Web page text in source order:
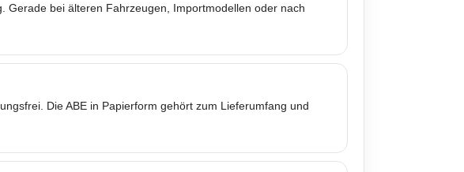
Gerade bei älteren Fahrzeugen, Importmodellen oder nach
Die ABE in Papierform gehört zum Lieferumfang und